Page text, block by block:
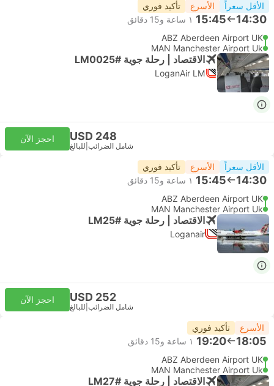
الأقل سعراً الأسرع تأكيد فوري
14:30
15:45 ١ ساعة و‫15 دقائق
ABZ Aberdeen Airport UK
MAN Manchester Airport Uk
الاقتصاد | رحلة جوية #LM0025
LoganAir LM
USD 248
شامل الضرائب للبالغ
احجز الآن
الأقل سعراً الأسرع تأكيد فوري
14:30
15:45 ١ ساعة و‫15 دقائق
ABZ Aberdeen Airport UK
MAN Manchester Airport Uk
الاقتصاد | رحلة جوية #LM25
Loganair
USD 252
شامل الضرائب للبالغ
احجز الآن
الأسرع تأكيد فوري
18:05
19:20 ١ ساعة و‫15 دقائق
ABZ Aberdeen Airport UK
MAN Manchester Airport Uk
الاقتصاد | رحلة جوية #LM27